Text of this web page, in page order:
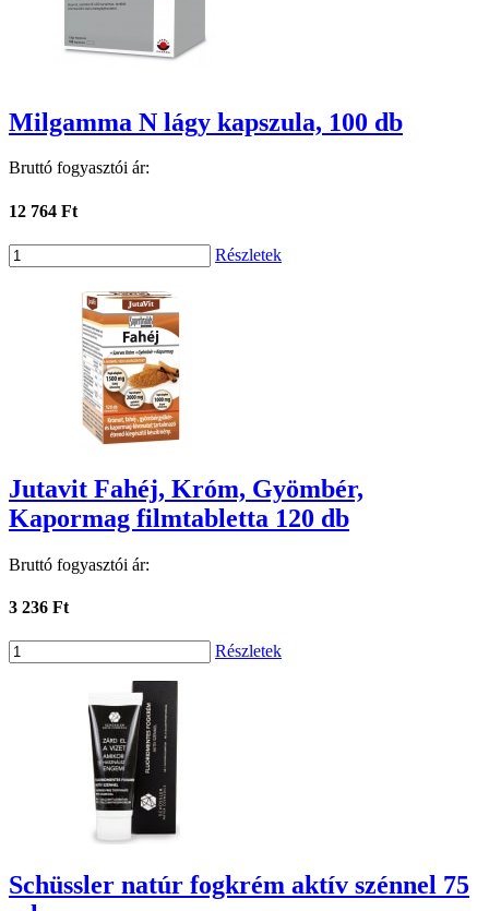
Milgamma N lágy kapszula, 100 db
Bruttó fogyasztói ár:
12 764 Ft
Részletek
Jutavit Fahéj, Króm, Gyömbér,
Kapormag filmtabletta 120 db
Bruttó fogyasztói ár:
3 236 Ft
Részletek
Schüssler natúr fogkrém aktív szénnel 75